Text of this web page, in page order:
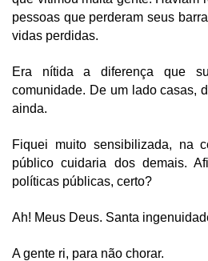
pessoas que perderam seus
vidas perdidas.
Era nítida a diferença que
comunidade. De um lado casas,
ainda.
Fiquei muito sensibilizada, na
público cuidaria dos demais.
políticas públicas, certo?
Ah! Meus Deus. Santa
A gente ri, para não chorar.